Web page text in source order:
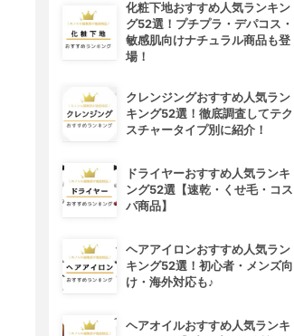
化粧下地おすすめ人気ランキン
グ52選！プチプラ・デパコス・
敏感肌向けナチュラル商品も登
場！
クレンジングおすすめ人気ラン
キング52選！徹底調査してテク
スチャータイプ別に紹介！
ドライヤーおすすめ人気ランキ
ング52選【速乾・くせ毛・コス
パ商品】
ヘアアイロンおすすめ人気ラン
キング52選！初心者・メンズ向
け・海外対応も♪
ヘアオイルおすすめ人気ランキ